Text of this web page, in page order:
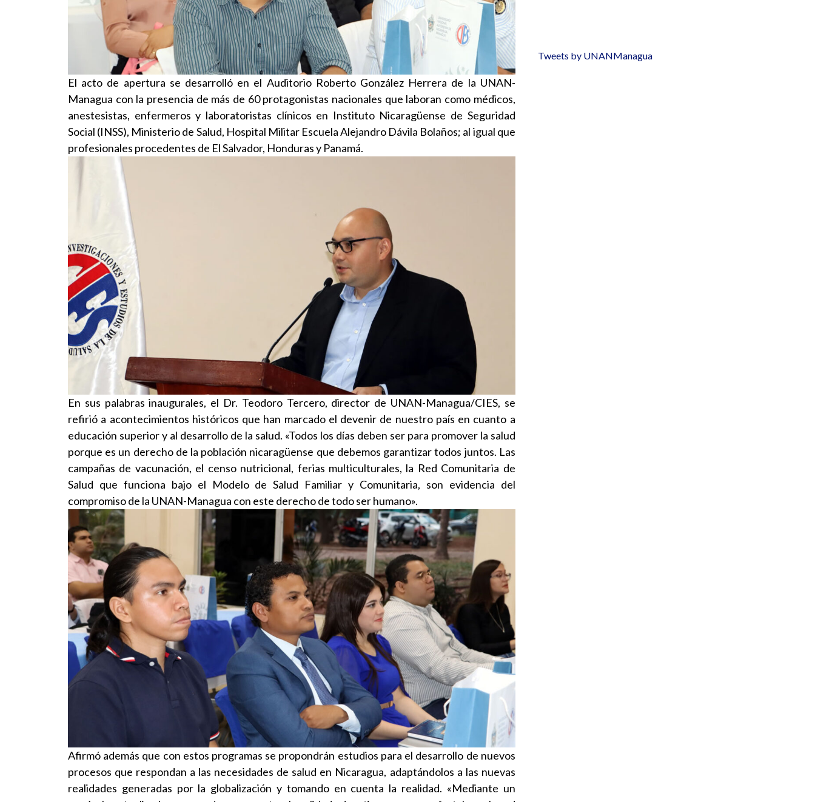
El acto de apertura se desarrolló en el Auditorio Roberto González Herrera de la UNAN-
Managua con la presencia de más de 60 protagonistas nacionales que laboran como médicos,
anestesistas, enfermeros y laboratoristas clínicos en Instituto Nicaragüense de Seguridad
Social (INSS), Ministerio de Salud, Hospital Militar Escuela Alejandro Dávila Bolaños; al igual que
profesionales procedentes de El Salvador, Honduras y Panamá.
En sus palabras inaugurales, el Dr. Teodoro Tercero, director de UNAN-Managua/CIES, se
refirió a acontecimientos históricos que han marcado el devenir de nuestro país en cuanto a
educación superior y al desarrollo de la salud. «Todos los días deben ser para promover la salud
porque es un derecho de la población nicaragüense que debemos garantizar todos juntos. Las
campañas de vacunación, el censo nutricional, ferias multiculturales, la Red Comunitaria de
Salud que funciona bajo el Modelo de Salud Familiar y Comunitaria, son evidencia del
compromiso de la UNAN-Managua con este derecho de todo ser humano».
Afirmó además que con estos programas se propondrán estudios para el desarrollo de nuevos
procesos que respondan a las necesidades de salud en Nicaragua, adaptándolos a las nuevas
realidades generadas por la globalización y tomando en cuenta la realidad. «Mediante un
Tweets by UNANManagua